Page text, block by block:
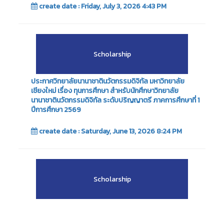
create date : Friday, July 3, 2026 4:43 PM
Scholarship
ประกาศวิทยาลัยนานาชาตินวัตกรรมดิจิทัล มหาวิทยาลัย
เชียงใหม่ เรื่อง ทุนการศึกษา สำหรับนักศึกษาวิทยาลัย
นานาชาตินวัตกรรมดิจิทัล ระดับปริญญาตรี ภาคการศึกษาที่ 1
ปีการศึกษา 2569
create date : Saturday, June 13, 2026 8:24 PM
Scholarship